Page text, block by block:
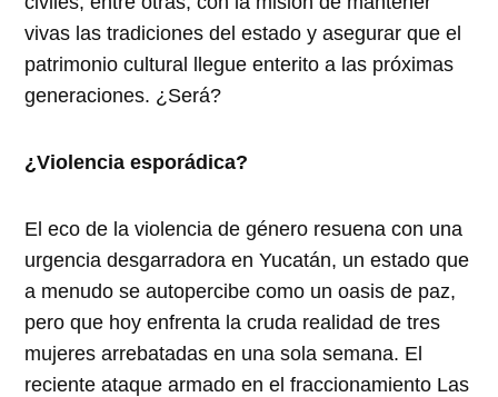
vivas las tradiciones del estado y asegurar que el
patrimonio cultural llegue enterito a las próximas
generaciones. ¿Será?
¿Violencia esporádica?
El eco de la violencia de género resuena con una
urgencia desgarradora en Yucatán, un estado que
a menudo se autopercibe como un oasis de paz,
pero que hoy enfrenta la cruda realidad de tres
mujeres arrebatadas en una sola semana. El
reciente ataque armado en el fraccionamiento Las